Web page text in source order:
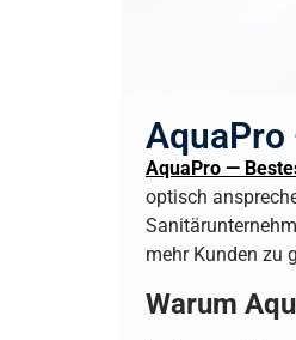
AquaPro —
optisch
mehr Kunden zu
Warum